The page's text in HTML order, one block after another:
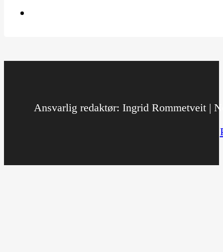
Ansvarlig redaktør: Ingrid Rommetveit |